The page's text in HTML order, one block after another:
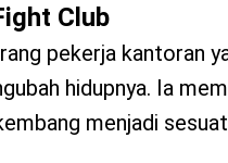
Club
pekerja kantoran
hidupnya. Ia
menjadi